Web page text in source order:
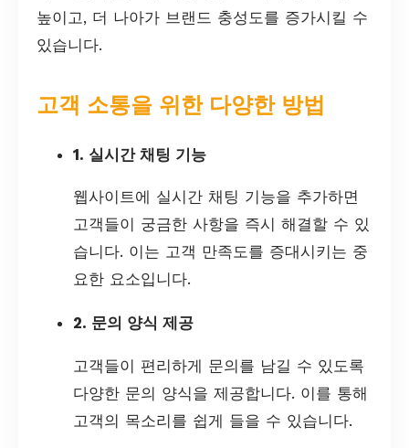
높이고, 더 나아가 브랜드 충성도를 증가시킬 수
있습니다.
고객 소통을 위한 다양한 방법
1. 실시간 채팅 기능
웹사이트에 실시간 채팅 기능을 추가하면
고객들이 궁금한 사항을 즉시 해결할 수 있
습니다. 이는 고객 만족도를 증대시키는 중
요한 요소입니다.
2. 문의 양식 제공
고객들이 편리하게 문의를 남길 수 있도록
다양한 문의 양식을 제공합니다. 이를 통해
고객의 목소리를 쉽게 들을 수 있습니다.